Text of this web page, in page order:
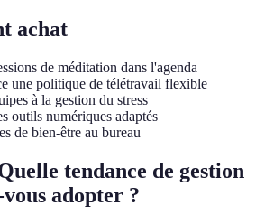
achat
de méditation dans l'agenda
une politique de télétravail flexible
à la gestion du stress
outils numériques adaptés
de bien-être au bureau
tendance de gestion
adopter ?